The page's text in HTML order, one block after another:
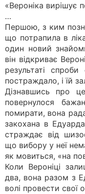
«Вероніка вирішує
…
Першою, з ким
що потрапила в
один новий
він відкриває
результаті
постраждало, і їй
Дізнавшись про
повернулося
помирати, вона
закохана в
страждає від
що вибору у неї
як мовиться, «на
Коли Вероніці
два, вона разом з
волі провести свої